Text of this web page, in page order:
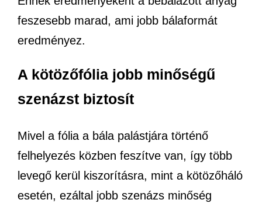
feszesebb marad, ami jobb bálaformát
eredményez.
A kötözőfólia jobb minőségű
szenázst biztosít
Mivel a fólia a bála palástjára történő
felhelyezés közben feszítve van, így több
levegő kerül kiszorításra, mint a kötözőháló
esetén, ezáltal jobb szenázs minőség